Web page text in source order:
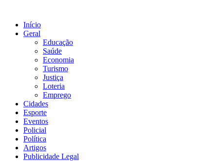
conteúdo
Início
Geral
Educação
Saúde
Economia
Turismo
Justiça
Loteria
Emprego
Cidades
Esporte
Eventos
Policial
Política
Artigos
Publicidade Legal